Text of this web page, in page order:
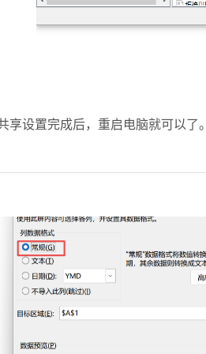
设置完成后，重启电脑就可以了